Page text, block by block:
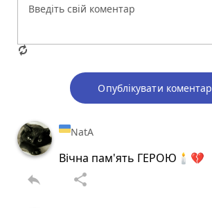
Опублікувати коментар
NatA
Вічна пам'ять ГЕРОЮ🕯️💔
reply share